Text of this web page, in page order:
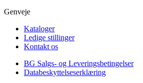
Genveje
Kataloger
Ledige stillinger
Kontakt os
BG Salgs- og Leveringsbetingelser
Databeskyttelseserklæring